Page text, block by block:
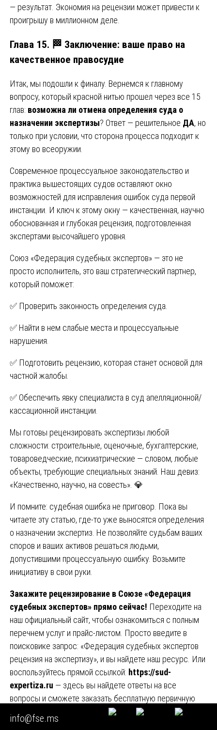
— результат. Экономия на рецензии может привести к
проигрышу в миллионном деле.
Глава 15. 🏁 Заключение: ваше право на
качественное правосудие
Итак, мы подошли к финалу. Вернемся к главному
вопросу, который красной нитью прошел через все 15
глав: возможна ли отмена определения суда о
назначении экспертизы? Ответ — решительное ДА, но
только при условии, что сторона процесса подходит к
этому во всеоружии.
Современное процессуальное законодательство и
практика вышестоящих судов оставляют окно
возможностей для исправления ошибок суда первой
инстанции. И ключ к этому окну — качественная, научно
обоснованная и глубокая рецензия, подготовленная
экспертами высочайшего уровня.
Союз «Федерация судебных экспертов» — это не
просто исполнитель, это ваш стратегический партнер,
который поможет:
✅ Проверить законность определения суда.
✅ Найти в нем слабые места и процессуальные
нарушения.
✅ Подготовить рецензию, которая станет основой для
частной жалобы.
✅ Обеспечить явку специалиста в суд апелляционной/
кассационной инстанции.
Мы готовы рецензировать экспертизы любой
сложности: строительные, оценочные, бухгалтерские,
товароведческие, психиатрические — словом, любые
объекты, требующие специальных знаний. Наш девиз:
«Качественно, научно, на совесть». 💎
И помните: судебная ошибка не приговор. Пока вы
читаете эту статью, где-то уже выносятся определения
о назначении экспертиз. Не позволяйте судьбам ваших
споров и ваших активов решаться людьми,
допустившими процессуальную ошибку. Возьмите
инициативу в свои руки.
Закажите рецензирование в Союзе «Федерация
судебных экспертов» прямо сейчас! Переходите на
наш официальный сайт, чтобы ознакомиться с полным
перечнем услуг и прайс-листом. Просто введите в
поисковике запрос: «Федерация судебных экспертов
рецензия на экспертизу», и вы найдете наш ресурс. Или
воспользуйтесь прямой ссылкой: https://sud-
expertiza.ru — здесь вы найдете ответы на все
вопросы и сможете заказать бесплатную первичную
консультацию. 🖥️📞
info@fse.ms